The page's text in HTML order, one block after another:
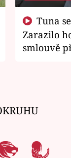
Zarazilo
smlouvě